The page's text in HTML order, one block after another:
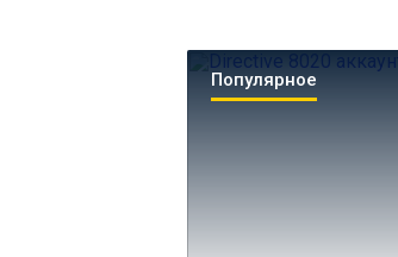
Популярное